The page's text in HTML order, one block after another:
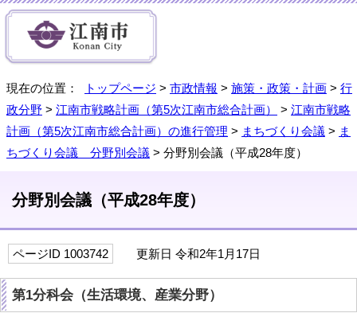
現在の位置： トップページ > 市政情報 > 施策・政策・計画 > 行
政分野 > 江南市戦略計画（第5次江南市総合計画） > 江南市戦略
計画（第5次江南市総合計画）の進行管理 > まちづくり会議 > ま
ちづくり会議 分野別会議 > 分野別会議（平成28年度）
分野別会議（平成28年度）
ページID 1003742 更新日 令和2年1月17日
第1分科会（生活環境、産業分野）